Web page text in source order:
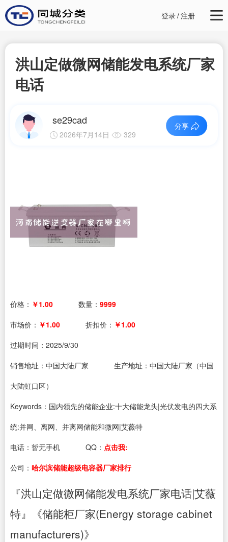
登录/注册
洪山定做微网储能发电系统厂家
电话
se29cad
2026年7月14日 329
分享
价格： ￥1.00 数量： 9999
市场价： ￥1.00 折扣价： ￥1.00
过期时间： 2025/9/30
销售地址：中国大陆厂家
生产地址：中国大陆厂家（中国
大陆虹口区）
Keywords：国内领先的储能企业:十大储能龙头|光伏发电的四大系
统:并网、离网、并离网储能和微网|艾薇特
电话： 暂无手机 QQ： 点击我:
公司： 哈尔滨储能超级电容器厂家排行
『洪山定做微网储能发电系统厂家电话|艾薇
特』《储能柜厂家(Energy storage cabinet
manufacturers)》